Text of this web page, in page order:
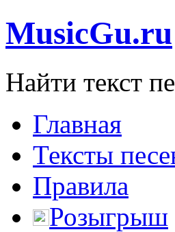
MusicGu.ru
Найти текст
Главная
Тексты
Правила
Розыгрыш